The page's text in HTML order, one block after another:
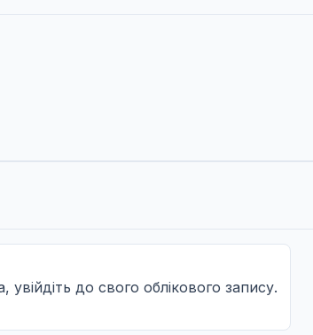
увійдіть до свого облікового запису.